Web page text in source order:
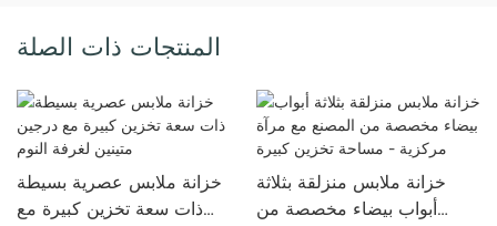
المنتجات ذات الصلة
خزانة ملابس عصرية بسيطة
ذات سعة تخزين كبيرة مع
خزانة ملابس منزلقة بثلاثة
أبواب بيضاء مخصصة من